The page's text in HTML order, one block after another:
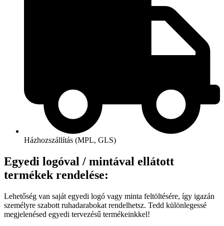
Házhozszállítás (MPL, GLS)
Egyedi logóval / mintával ellátott
termékek rendelése:
Lehetőség van saját egyedi logó vagy minta feltöltésére, így igazán
személyre szabott ruhadarabokat rendelhetsz. Tedd különlegessé
megjelenésed egyedi tervezésű termékeinkkel!